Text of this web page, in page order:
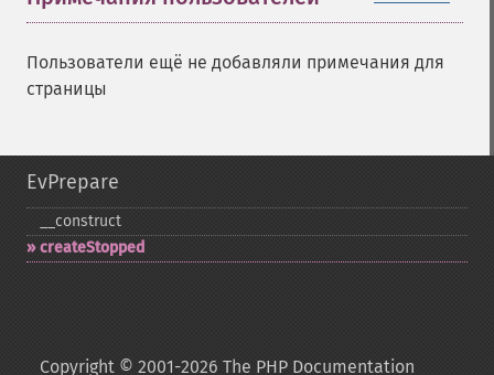
Пользователи ещё не добавляли примечания для
страницы
EvPrepare
_​_​construct
createStopped
Copyright © 2001-2026 The PHP Documentation